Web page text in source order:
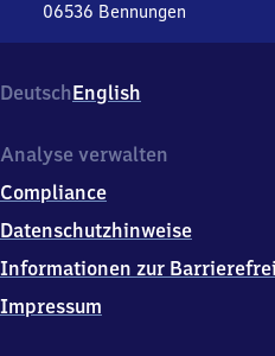
06536 Bennungen
2,
0
5
6
Bennungen
DeutschEnglish
Analyse verwalten
Compliance
Datenschutzhinweise
Informationen zur
Impressum